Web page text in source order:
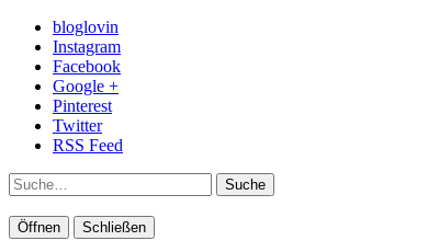
bloglovin
Instagram
Facebook
Google +
Pinterest
Twitter
RSS Feed
Suche
Öffnen Schließen